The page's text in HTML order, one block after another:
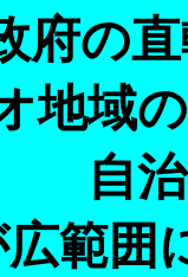
府の
地域
自
範囲